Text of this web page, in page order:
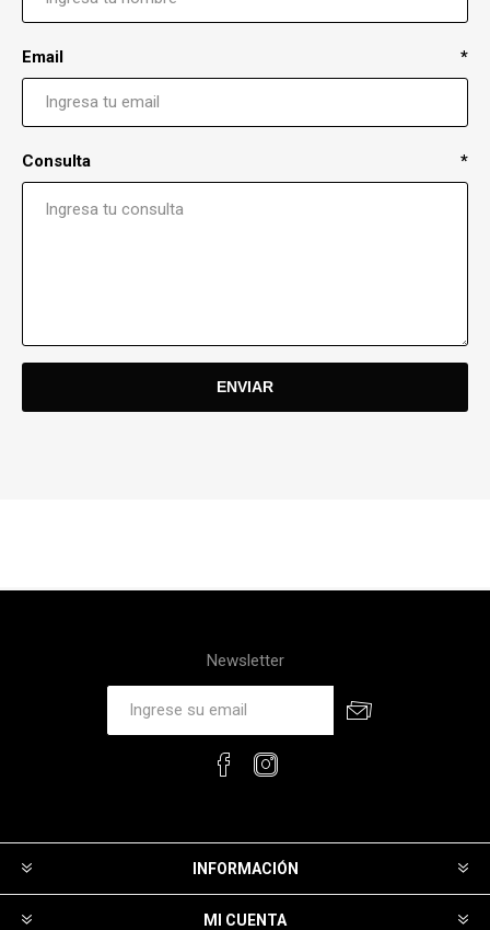
Email *
Consulta *
Newsletter
INFORMACIÓN
MI CUENTA